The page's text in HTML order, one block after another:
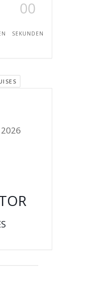
00
SEKUNDEN